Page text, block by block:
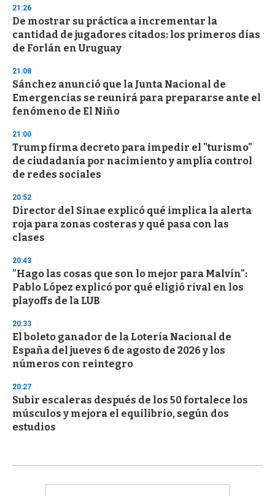
3
s
e
c
o
d
s
21:26
De mostrar su práctica a incrementar la
cantidad de jugadores citados: los primeros días
de Forlán en Uruguay
21:08
Sánchez anunció que la Junta Nacional de
Emergencias se reunirá para prepararse ante el
fenómeno de El Niño
21:00
Trump firma decreto para impedir el "turismo"
de ciudadanía por nacimiento y amplía control
de redes sociales
20:52
Director del Sinae explicó qué implica la alerta
roja para zonas costeras y qué pasa con las
clases
20:43
"Hago las cosas que son lo mejor para Malvín":
Pablo López explicó por qué eligió rival en los
playoffs de la LUB
20:33
El boleto ganador de la Lotería Nacional de
España del jueves 6 de agosto de 2026 y los
números con reintegro
20:27
Subir escaleras después de los 50 fortalece los
músculos y mejora el equilibrio, según dos
estudios